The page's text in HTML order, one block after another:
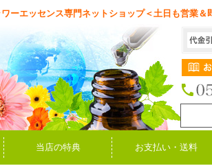
ーエッセンス専門ネットショップ＜土日も営業＆
当店の特典 お支払い・送料